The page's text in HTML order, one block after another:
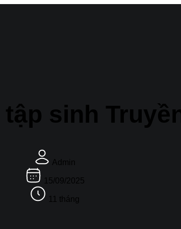
sinh
Admin
15/09/2025
11 tháng